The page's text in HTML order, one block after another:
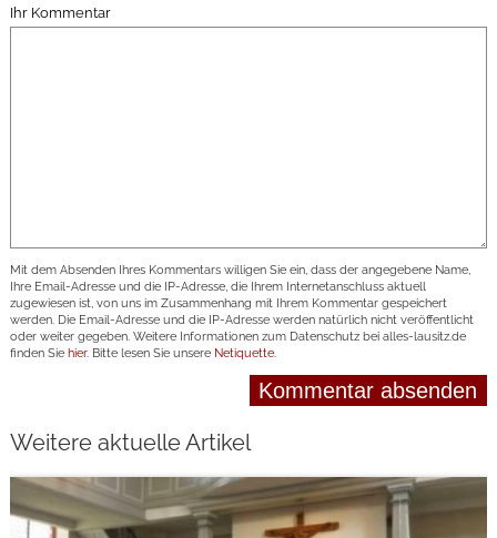
Ihr Kommentar
Mit dem Absenden Ihres Kommentars willigen Sie ein, dass der angegebene Name,
Ihre Email-Adresse und die IP-Adresse, die Ihrem Internetanschluss aktuell
zugewiesen ist, von uns im Zusammenhang mit Ihrem Kommentar gespeichert
werden. Die Email-Adresse und die IP-Adresse werden natürlich nicht veröffentlicht
oder weiter gegeben. Weitere Informationen zum Datenschutz bei alles-lausitz.de
finden Sie hier. Bitte lesen Sie unsere Netiquette.
Weitere aktuelle Artikel
weiterlesen